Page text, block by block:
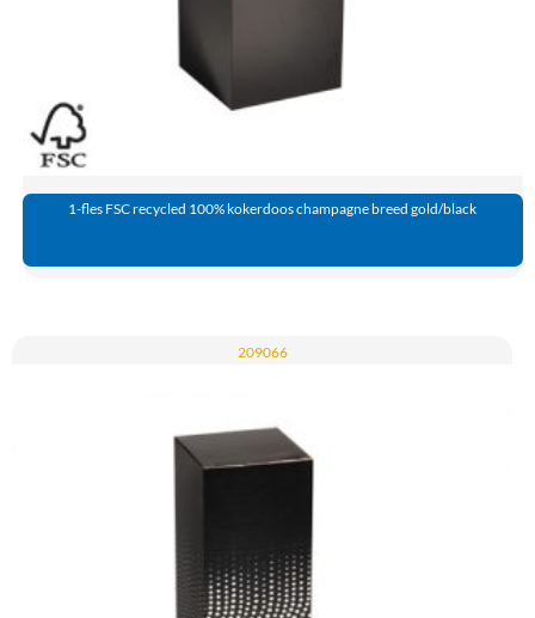
1-fles FSC recycled 100% kokerdoos champagne breed gold/black
209066